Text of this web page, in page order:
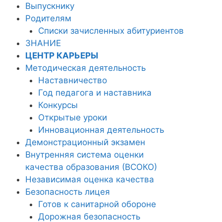
Выпускнику
Родителям
Списки зачисленных абитуриентов
ЗНАНИЕ
ЦЕНТР КАРЬЕРЫ
Методическая деятельность
Наставничество
Год педагога и наставника
Конкурсы
Открытые уроки
Инновационная деятельность
Демонстрационный экзамен
Внутренняя система оценки
качества образования (ВСОКО)
Независимая оценка качества
Безопасность лицея
Готов к санитарной обороне
Дорожная безопасность